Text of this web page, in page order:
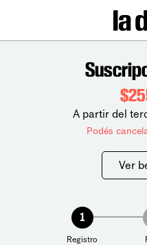
A partir del
Podés
Ver
1
Registro